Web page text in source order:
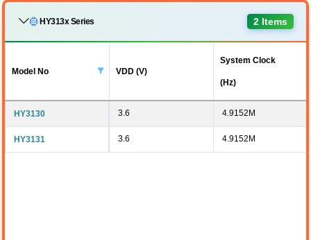
HY313x Series 2 Items
Model No VDD (V)
System Clock
(Hz)
HY3130 3.6 4.9152M
HY3131 3.6 4.9152M